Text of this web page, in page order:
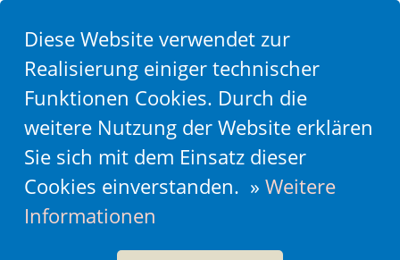
Diese Website verwendet zur
Realisierung einiger technischer
Funktionen Cookies. Durch die
weitere Nutzung der Website erklären
Sie sich mit dem Einsatz dieser
Cookies einverstanden. » Weitere
Informationen